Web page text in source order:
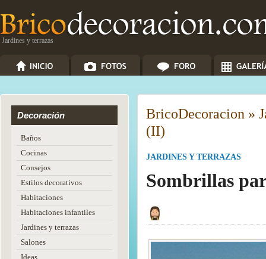
Jardines y terrazas
Decoración
Baños
Cocinas
Consejos
Estilos decorativos
Habitaciones
Habitaciones infantiles
Jardines y terrazas
Salones
Ideas
BricoDecoracion »
(II)
JARDINES Y TERRAZAS
Sombrillas